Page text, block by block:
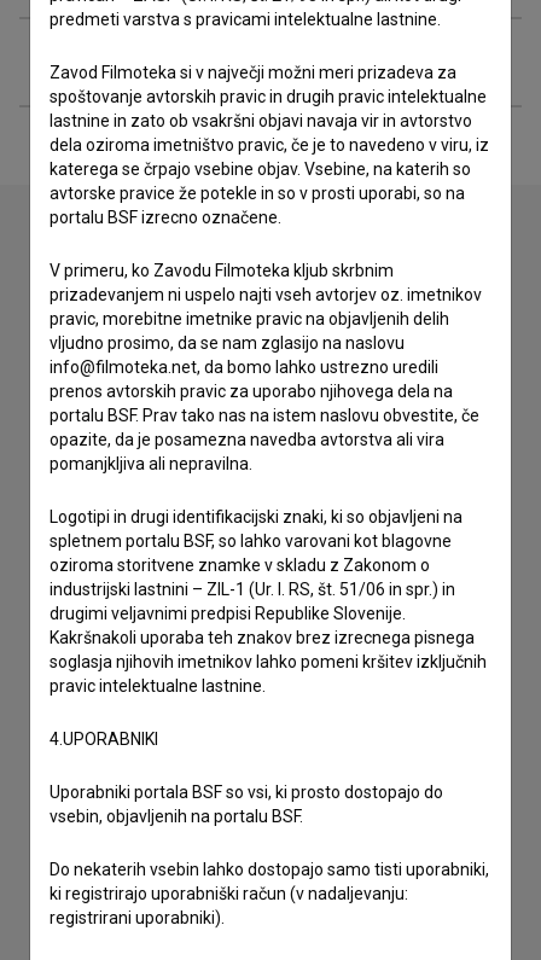
Razširjeni podatki
Stik z uredništvom
Spoštovani, s pomočjo spodnjega obrazca lahko stopite v
stik z uredništvom Baze slovenskih filmov. Veseli bomo vaših
odzivov.
imam vprašanje
prijavljam napako
drugo
predmeti varstva s pravicami intelektualne lastnine.
Zavod Filmoteka si v največji možni meri prizadeva za
spoštovanje avtorskih pravic in drugih pravic intelektualne
lastnine in zato ob vsakršni objavi navaja vir in avtorstvo
dela oziroma imetništvo pravic, če je to navedeno v viru, iz
katerega se črpajo vsebine objav. Vsebine, na katerih so
avtorske pravice že potekle in so v prosti uporabi, so na
portalu BSF izrecno označene.
V primeru, ko Zavodu Filmoteka kljub skrbnim
prizadevanjem ni uspelo najti vseh avtorjev oz. imetnikov
pravic, morebitne imetnike pravic na objavljenih delih
vljudno prosimo, da se nam zglasijo na naslovu
info@filmoteka.net, da bomo lahko ustrezno uredili
prenos avtorskih pravic za uporabo njihovega dela na
portalu BSF. Prav tako nas na istem naslovu obvestite, če
opazite, da je posamezna navedba avtorstva ali vira
pomanjkljiva ali nepravilna.
Logotipi in drugi identifikacijski znaki, ki so objavljeni na
spletnem portalu BSF, so lahko varovani kot blagovne
oziroma storitvene znamke v skladu z Zakonom o
industrijski lastnini – ZIL-1 (Ur. l. RS, št. 51/06 in spr.) in
drugimi veljavnimi predpisi Republike Slovenije.
Kakršnakoli uporaba teh znakov brez izrecnega pisnega
soglasja njihovih imetnikov lahko pomeni kršitev izključnih
pravic intelektualne lastnine.
4.UPORABNIKI
Uporabniki portala BSF so vsi, ki prosto dostopajo do
vsebin, objavljenih na portalu BSF.
Do nekaterih vsebin lahko dostopajo samo tisti uporabniki,
ki registrirajo uporabniški račun (v nadaljevanju:
registrirani uporabniki).